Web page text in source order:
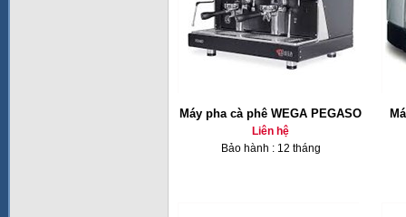
Máy pha cà phê WEGA PEGASO
Liên hệ
Bảo hành : 12 tháng